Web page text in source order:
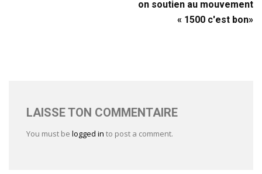
on soutien au mouvement
« 1500 c'est bon»
LAISSE TON COMMENTAIRE
You must be logged in to post a comment.